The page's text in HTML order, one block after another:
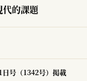
的課題
号（1342号）掲載